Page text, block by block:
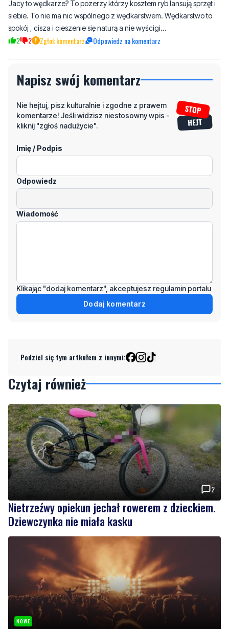
2 2 Zgłoś komentarz Odpowiedz na komentarz
Napisz swój komentarz
komentarze! Jeśli widzisz niestosowny wpis -
Imię / Podpis
Odpowiedz
Wiadomość
Czytaj również
2
Nietrzeźwy opiekun jechał rowerem z dzieckiem.
Dziewczynka nie miała kasku
Weekend pełen atrakcji w powiecie słupskim.
Sprawdź, co zaplanowano